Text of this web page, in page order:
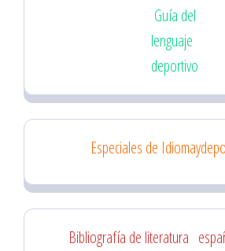
Guía del
lenguaje
deportivo
Especiales de
Bibliografía de literatura